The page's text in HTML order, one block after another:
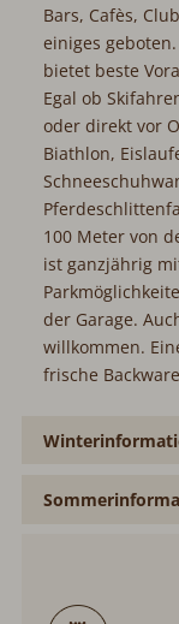
jeden
Snowkiten,
Gnadenalm
Winter- und
Meter von der
ganzjährig mit
Garage. Auch
willkommen.
frische